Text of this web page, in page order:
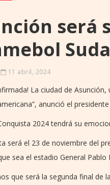
será
11 abril, 2024
La ciudad de
anunció el
2024 tendrá su
será el 23 de noviembre del
sea el estadio General Pablo
que será la segunda final de